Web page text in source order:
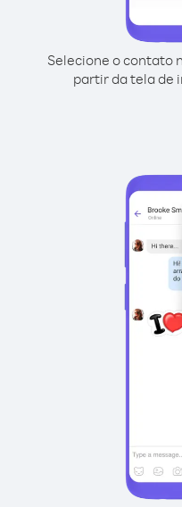
Selecione o contato
partir da tela de